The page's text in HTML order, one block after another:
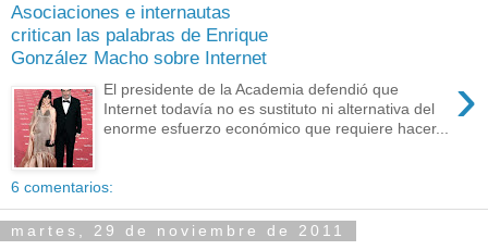
Asociaciones e internautas
critican las palabras de Enrique
González Macho sobre Internet
›
El presidente de la Academia defendió que
Internet todavía no es sustituto ni alternativa del
enorme esfuerzo económico que requiere hacer...
6 comentarios:
martes, 29 de noviembre de 2011